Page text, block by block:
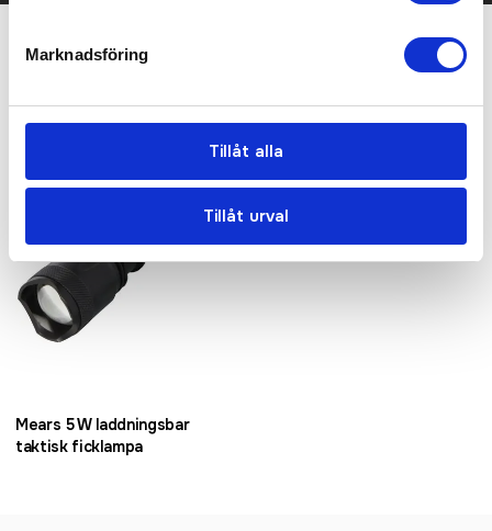
Marknadsföring
Tillåt alla
Tillåt urval
Relaterade produkter
Mears 5 W laddningsbar
taktisk ficklampa